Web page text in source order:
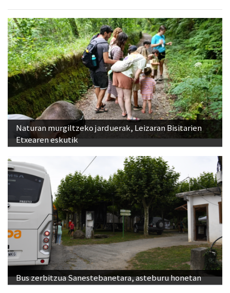
Naturan murgiltzeko jarduerak, Leizaran Bisitarien
Etxearen eskutik
Bus zerbitzua Sanestebanetara, asteburu honetan